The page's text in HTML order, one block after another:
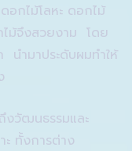
ดอกไม้โลหะ ดอกไม้
ม้จึงสวยงาม โดย
นำมาประดับผมทำให้
งวัฒนธรรมและ
ทั้งการต่าง